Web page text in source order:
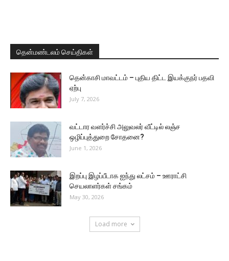
தென்மண்டலம் செய்திகள்
தென்காசி மாவட்டம் – புதிய திட்ட இயக்குநர் பதவி
ஏற்பு
July 7, 2026
வட்டார வளர்ச்சி அலுவலர் வீட்டில் லஞ்ச
ஒழிப்புத்துறை சோதனை?
June 1, 2026
இறப்பு இழப்பீடாக ஐந்து லட்சம் – ஊராட்சி
செயலாளர்கள் சங்கம்
May 30, 2026
Load more